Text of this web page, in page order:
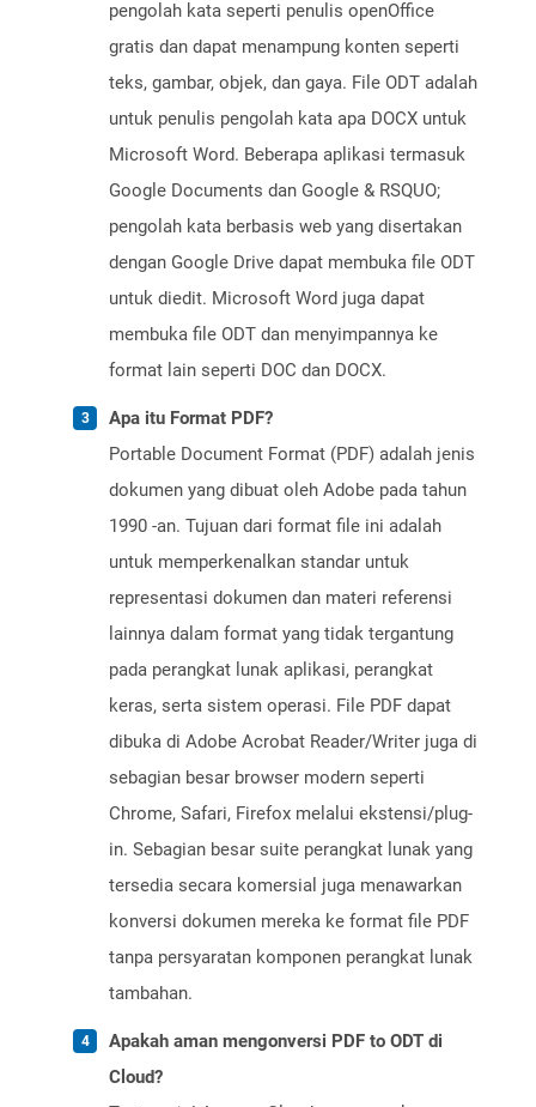
pengolah kata seperti penulis openOffice
gratis dan dapat menampung konten seperti
teks, gambar, objek, dan gaya. File ODT adalah
untuk penulis pengolah kata apa DOCX untuk
Microsoft Word. Beberapa aplikasi termasuk
Google Documents dan Google & RSQUO;
pengolah kata berbasis web yang disertakan
dengan Google Drive dapat membuka file ODT
untuk diedit. Microsoft Word juga dapat
membuka file ODT dan menyimpannya ke
format lain seperti DOC dan DOCX.
Apa itu Format PDF?
Portable Document Format (PDF) adalah jenis
dokumen yang dibuat oleh Adobe pada tahun
1990 -an. Tujuan dari format file ini adalah
untuk memperkenalkan standar untuk
representasi dokumen dan materi referensi
lainnya dalam format yang tidak tergantung
pada perangkat lunak aplikasi, perangkat
keras, serta sistem operasi. File PDF dapat
dibuka di Adobe Acrobat Reader/Writer juga di
sebagian besar browser modern seperti
Chrome, Safari, Firefox melalui ekstensi/plug-
in. Sebagian besar suite perangkat lunak yang
tersedia secara komersial juga menawarkan
konversi dokumen mereka ke format file PDF
tanpa persyaratan komponen perangkat lunak
tambahan.
Apakah aman mengonversi PDF to ODT di
Cloud?